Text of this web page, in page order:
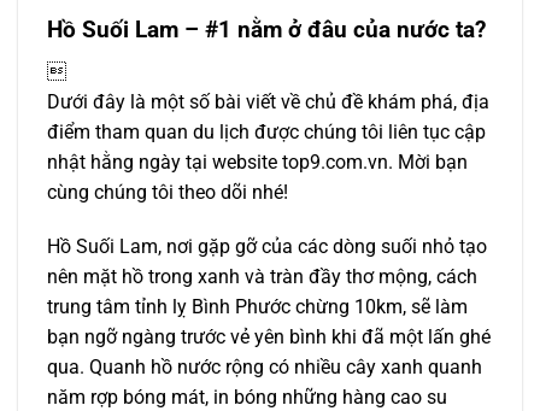
Hồ Suối Lam – #1 nằm ở đâu của nước ta?

Dưới đây là một số bài viết về chủ đề khám phá, địa
điểm tham quan du lịch được chúng tôi liên tục cập
nhật hằng ngày tại website top9.com.vn. Mời bạn
cùng chúng tôi theo dõi nhé!
Hồ Suối Lam, nơi gặp gỡ của các dòng suối nhỏ tạo
nên mặt hồ trong xanh và tràn đầy thơ mộng, cách
trung tâm tỉnh lỵ Bình Phước chừng 10km, sẽ làm
bạn ngỡ ngàng trước vẻ yên bình khi đã một lấn ghé
qua. Quanh hồ nước rộng có nhiều cây xanh quanh
năm rợp bóng mát, in bóng những hàng cao su